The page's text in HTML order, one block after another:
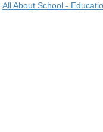
All About School -